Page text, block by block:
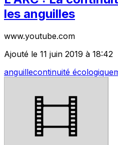
les anguilles
www.youtube.com
Ajouté le 11 juin 2019 à 18:42
anguillecontinuité écologique